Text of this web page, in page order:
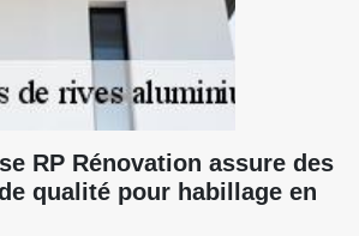
RP Rénovation assure des
qualité pour habillage en